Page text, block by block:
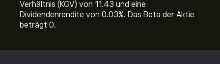
Verhältnis (KGV) von 11.43 und eine
Dividendenrendite von 0.03%. Das Beta der Aktie
beträgt 0.